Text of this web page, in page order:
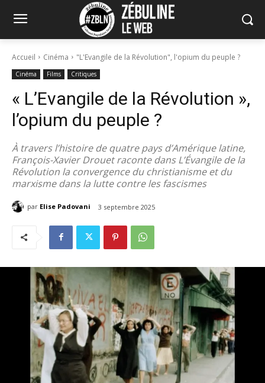
Accueil Cinéma "L'Evangile de la Révolution", l'opium du peuple ?
Cinéma Films Critiques
« L’Evangile de la Révolution »,
l’opium du peuple ?
À travers l’histoire de quatre pays d’Amérique latine,
François-Xavier Drouet raconte dans L’Évangile de la
Révolution la convergence du christianisme et du
marxisme dans la lutte contre les fascismes
par Elise Padovani 3 septembre 2025